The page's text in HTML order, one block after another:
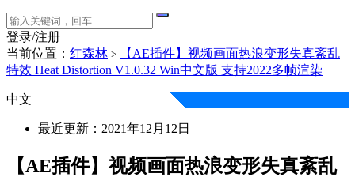
登录/注册
当前位置： 红森林 >
【AE插件】视频画面热浪变形失真紊乱
特效 Heat Distortion V1.0.32 Win中文版 支持2022多帧渲染
中文
最近更新：2021年12月12日
【AE插件】视频画面热浪变形失真紊乱